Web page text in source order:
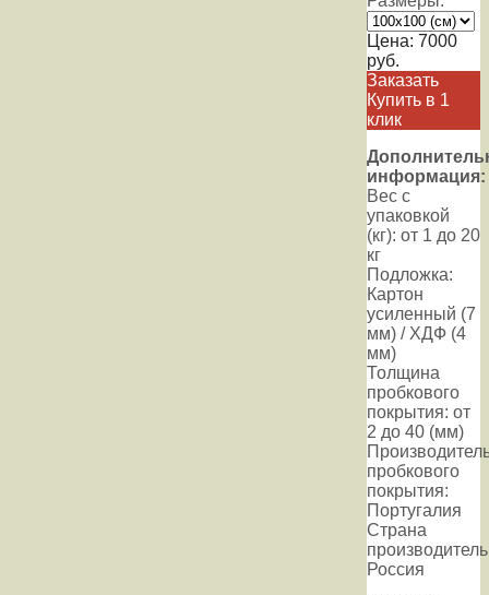
Цена: 7000
руб.
Заказать
Купить в 1
клик
информация:
Вес с
упаковкой
(кг): от 1 до 20
кг
Подложка:
Картон
усиленный (7
мм) / ХДФ (4
мм)
Толщина
пробкового
покрытия: от
2 до 40 (мм)
пробкового
покрытия:
Португалия
Страна
Россия